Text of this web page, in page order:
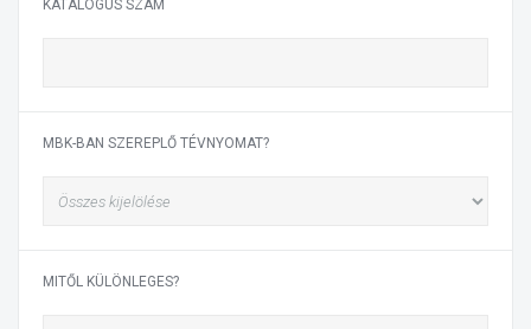
KATALÓGUS SZÁM
MBK-BAN SZEREPLŐ TÉVNYOMAT?
MITŐL KÜLÖNLEGES?